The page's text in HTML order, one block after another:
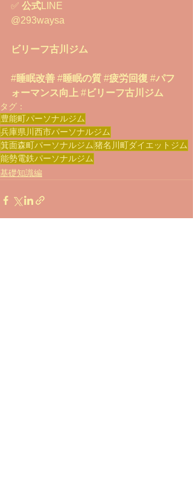
✅ 公式 LINE
@293waysa
ビリーフ古川ジム
#睡眠改善 #睡眠の質 #疲労回復 #パフ
ォーマンス向上 #ビリーフ古川ジム
タグ：
豊能町パーソナルジム
兵庫県川西市パーソナルジム
箕面森町パーソナルジム 猪名川町ダイエットジム
能勢電鉄パーソナルジム
基礎知識編